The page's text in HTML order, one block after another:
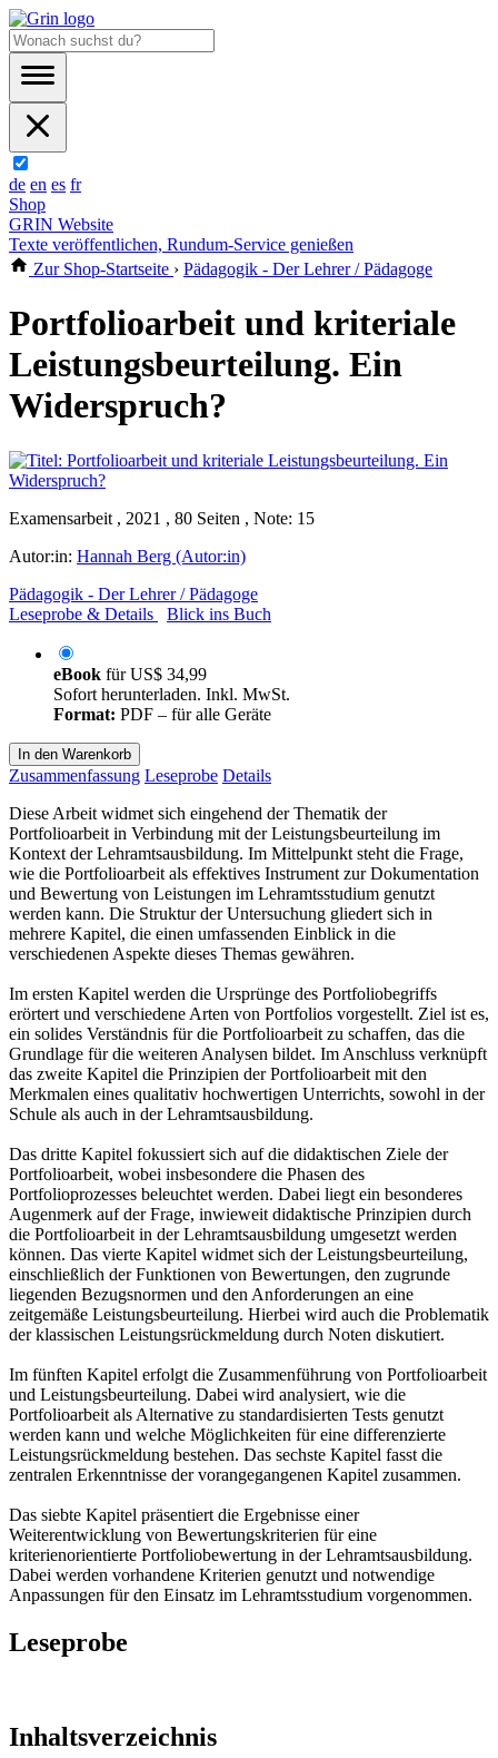
de en es fr
Shop
GRIN Website
Texte veröffentlichen, Rundum-Service genießen
Zur Shop-Startseite › Pädagogik - Der Lehrer / Pädagoge
Portfolioarbeit und kriteriale
Leistungsbeurteilung. Ein
Widerspruch?
Examensarbeit , 2021 , 80 Seiten , Note: 15
Autor:in: Hannah Berg (Autor:in)
Pädagogik - Der Lehrer / Pädagoge
Leseprobe & Details
Blick ins Buch
eBook fürUS$ 34,99
Sofort herunterladen. Inkl. MwSt.
Format: PDF – für alle Geräte
In den Warenkorb
Zusammenfassung Leseprobe Details
Diese Arbeit widmet sich eingehend der Thematik der
Portfolioarbeit in Verbindung mit der Leistungsbeurteilung im
Kontext der Lehramtsausbildung. Im Mittelpunkt steht die Frage,
wie die Portfolioarbeit als effektives Instrument zur Dokumentation
und Bewertung von Leistungen im Lehramtsstudium genutzt
werden kann. Die Struktur der Untersuchung gliedert sich in
mehrere Kapitel, die einen umfassenden Einblick in die
verschiedenen Aspekte dieses Themas gewähren.
Im ersten Kapitel werden die Ursprünge des Portfoliobegriffs
erörtert und verschiedene Arten von Portfolios vorgestellt. Ziel ist es,
ein solides Verständnis für die Portfolioarbeit zu schaffen, das die
Grundlage für die weiteren Analysen bildet. Im Anschluss verknüpft
das zweite Kapitel die Prinzipien der Portfolioarbeit mit den
Merkmalen eines qualitativ hochwertigen Unterrichts, sowohl in der
Schule als auch in der Lehramtsausbildung.
Das dritte Kapitel fokussiert sich auf die didaktischen Ziele der
Portfolioarbeit, wobei insbesondere die Phasen des
Portfolioprozesses beleuchtet werden. Dabei liegt ein besonderes
Augenmerk auf der Frage, inwieweit didaktische Prinzipien durch
die Portfolioarbeit in der Lehramtsausbildung umgesetzt werden
können. Das vierte Kapitel widmet sich der Leistungsbeurteilung,
einschließlich der Funktionen von Bewertungen, den zugrunde
liegenden Bezugsnormen und den Anforderungen an eine
zeitgemäße Leistungsbeurteilung. Hierbei wird auch die Problematik
der klassischen Leistungsrückmeldung durch Noten diskutiert.
Im fünften Kapitel erfolgt die Zusammenführung von Portfolioarbeit
und Leistungsbeurteilung. Dabei wird analysiert, wie die
Portfolioarbeit als Alternative zu standardisierten Tests genutzt
werden kann und welche Möglichkeiten für eine differenzierte
Leistungsrückmeldung bestehen. Das sechste Kapitel fasst die
zentralen Erkenntnisse der vorangegangenen Kapitel zusammen.
Das siebte Kapitel präsentiert die Ergebnisse einer
Weiterentwicklung von Bewertungskriterien für eine
kriterienorientierte Portfoliobewertung in der Lehramtsausbildung.
Dabei werden vorhandene Kriterien genutzt und notwendige
Anpassungen für den Einsatz im Lehramtsstudium vorgenommen.
Leseprobe
Inhaltsverzeichnis